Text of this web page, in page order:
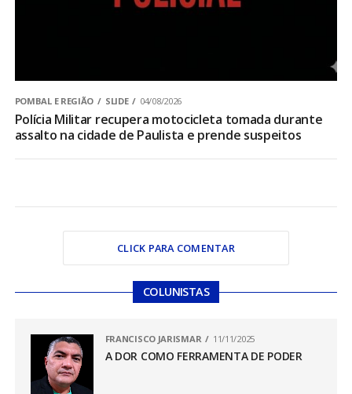
POMBAL E REGIÃO SLIDE 04/08/2026
Polícia Militar recupera motocicleta tomada durante
assalto na cidade de Paulista e prende suspeitos
CLICK PARA COMENTAR
COLUNISTAS
FRANCISCO JARISMAR 11/11/2025
A DOR COMO FERRAMENTA DE PODER